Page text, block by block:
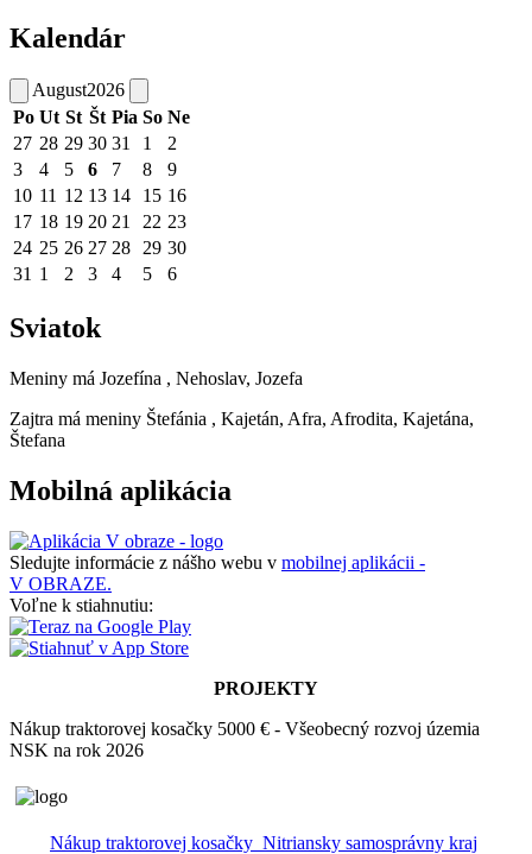
Kalendár
August2026
Po Ut St Št Pia So Ne
27 28 29 30 31 1
2
3
4 5 6 7 8
9
10 11 12 13 14 15 16
17 18 19 20 21 22 23
24 25 26 27 28 29 30
31 1 2 3 4 5 6
Sviatok
Meniny má Jozefína , Nehoslav, Jozefa
Zajtra má meniny Štefánia , Kajetán, Afra, Afrodita, Kajetána,
Štefana
Mobilná aplikácia
Sledujte informácie z nášho webu v mobilnej aplikácii -
V OBRAZE.
Voľne k stiahnutiu:
PROJEKTY
Nákup traktorovej kosačky 5000 € - Všeobecný rozvoj územia
NSK na rok 2026
Nákup traktorovej kosačky_Nitriansky samosprávny kraj